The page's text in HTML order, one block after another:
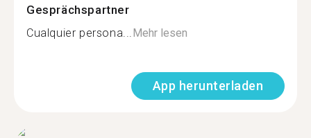
Gesprächspartner
Cualquier persona...Mehr lesen
App herunterladen